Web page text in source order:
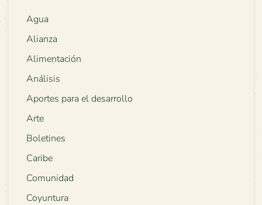
Agua
Alianza
Alimentación
Análisis
Aportes para el desarrollo
Arte
Boletines
Caribe
Comunidad
Coyuntura